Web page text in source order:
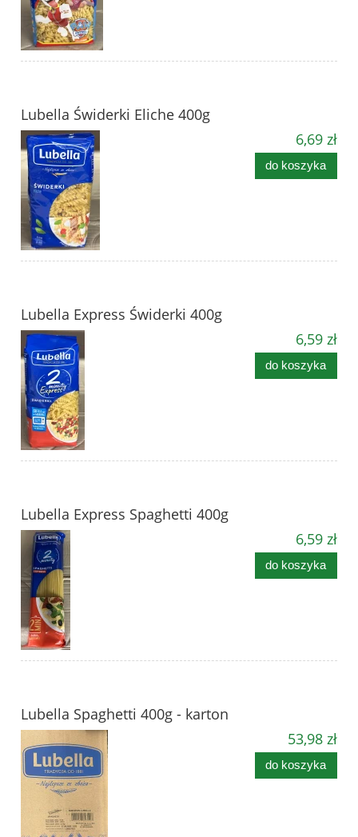
Lubella Świderki Eliche 400g
6,69 zł
do koszyka
Lubella Express Świderki 400g
6,59 zł
do koszyka
Lubella Express Spaghetti 400g
6,59 zł
do koszyka
Lubella Spaghetti 400g - karton
53,98 zł
do koszyka